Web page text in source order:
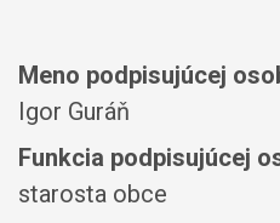
Meno podpisujúcej
Igor Guráň
Funkcia podpisujúcej
starosta obce